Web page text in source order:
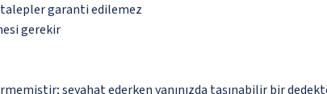
talepler garanti edilemez
gerekir
seyahat ederken yanınızda taşınabilir bir